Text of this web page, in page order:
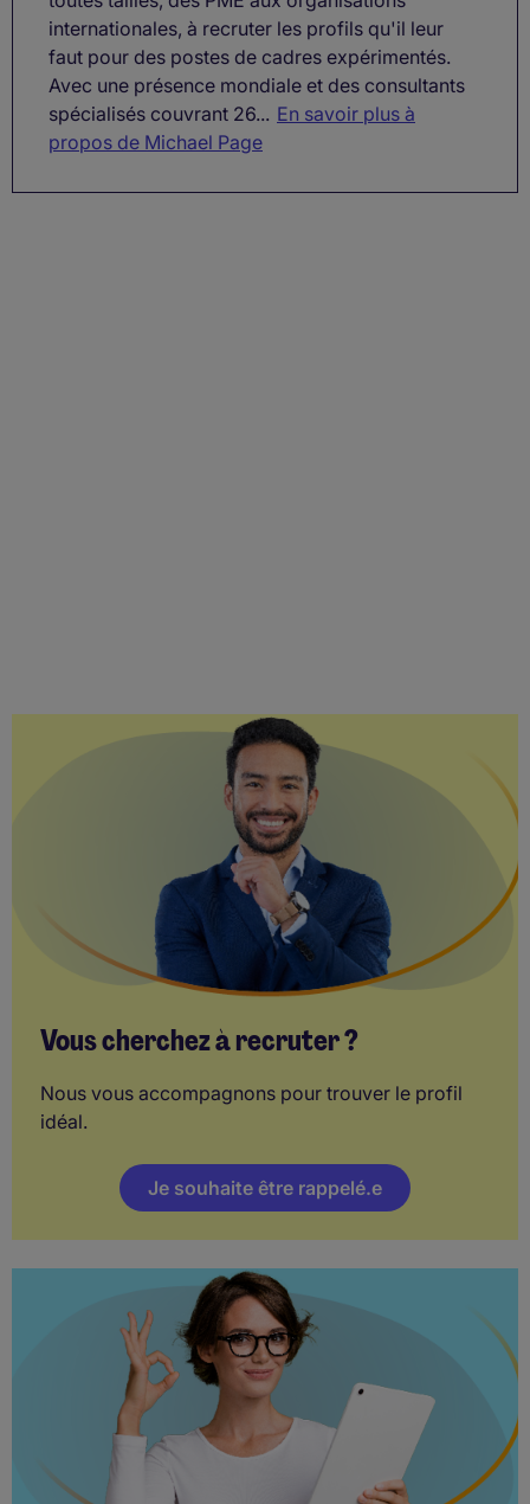
internationales, à recruter les profils qu'il leur
faut pour des postes de cadres expérimentés.
Avec une présence mondiale et des consultants
spécialisés couvrant 26... En savoir plus à
propos de Michael Page
Vous cherchez à recruter ?
Nous vous accompagnons pour trouver le profil
idéal.
Je souhaite être rappelé.e